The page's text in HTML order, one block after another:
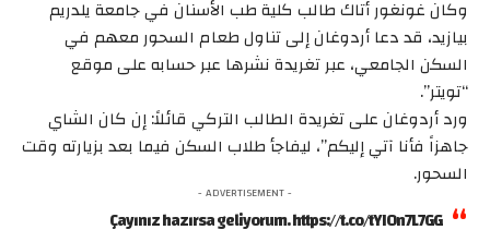
وكان غونغور أتاك طالب كلية طب الأسنان في جامعة يلدريم
بيازيد، قد دعا أردوغان إلى تناول طعام السحور معهم في
السكن الجامعي، عبر تغريدة نشرها عبر حسابه على موقع
“تويتر”.
ورد أردوغان على تغريدة الطالب التركي قائلاً: إن كان الشاي
جاهزاً فأنا آتي إليكم”، ليفاجأ طلاب السكن فيما بعد بزيارته وقت
السحور.
- ADVERTISEMENT -
Çayınız hazırsa geliyorum. https://t.co/tYI0n7L7GG